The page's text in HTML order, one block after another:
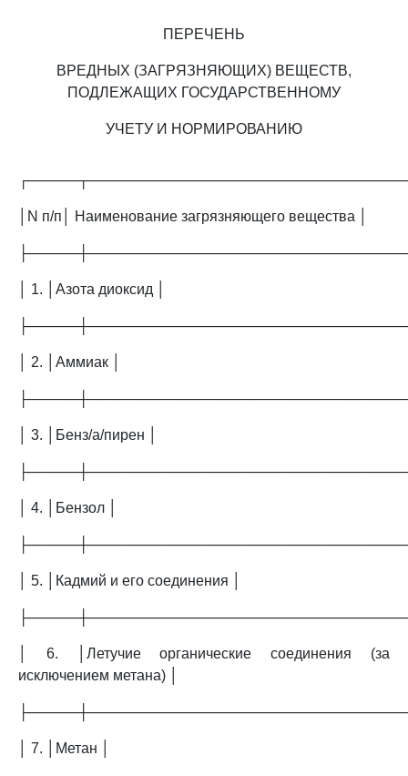
ПЕРЕЧЕНЬ
ВРЕДНЫХ (ЗАГРЯЗНЯЮЩИХ) ВЕЩЕСТВ,
ПОДЛЕЖАЩИХ ГОСУДАРСТВЕННОМУ
УЧЕТУ И НОРМИРОВАНИЮ
│N п/п│ Наименование загрязняющего вещества │
│ 1. │Азота диоксид │
│ 2. │Аммиак │
│ 3. │Бенз/а/пирен │
│ 4. │Бензол │
│ 5. │Кадмий и его соединения │
│ 6. │Летучие органические соединения (за
исключением метана) │
│ 7. │Метан │